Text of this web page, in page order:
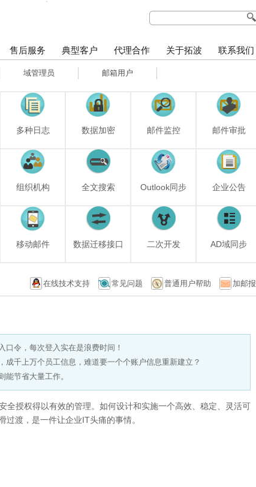
售后服务 典型客户 代理合作 关于拓波 联系我们
域管理员 邮箱用户
多种日志 数据加密 邮件监控 邮件审批
组织机构 全文搜索 Outlook同步 企业公告
移动邮件 数据迁移接口 二次开发 AD域同步
在线技术支持 常见问题 普通用户帮助 加邮报
令，每次登入实在是浪费时间！
千上万个员工信息，难道要一个个账户信息重新建立？
节省大量工作。
全授权得以有效的管理。如何设计和实施一个高效、稳定、灵活可
渡，是一件让企业IT头痛的事情。